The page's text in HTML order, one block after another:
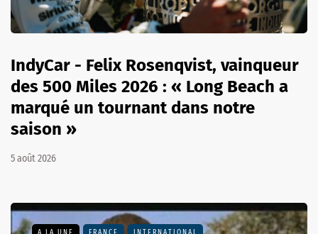
IndyCar - Felix Rosenqvist, vainqueur
des 500 Miles 2026 : « Long Beach a
marqué un tournant dans notre
saison »
5 août 2026